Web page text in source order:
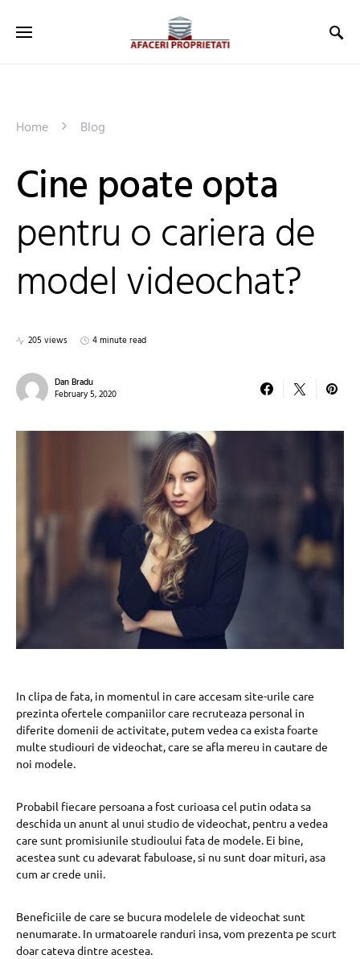
Home Blog
Cine poate opta
pentru o cariera de
model videochat?
205 views 4 minute read
Dan Bradu
February 5, 2020
In clipa de fata, in momentul in care accesam site-urile care
prezinta ofertele companiilor care recruteaza personal in
diferite domenii de activitate, putem vedea ca exista foarte
multe studiouri de videochat, care se afla mereu in cautare de
noi modele.
Probabil fiecare persoana a fost curioasa cel putin odata sa
deschida un anunt al unui studio de videochat, pentru a vedea
care sunt promisiunile studioului fata de modele. Ei bine,
acestea sunt cu adevarat fabuloase, si nu sunt doar mituri, asa
cum ar crede unii.
Beneficiile de care se bucura modelele de videochat sunt
nenumarate. In urmatoarele randuri insa, vom prezenta pe scurt
doar cateva dintre acestea.